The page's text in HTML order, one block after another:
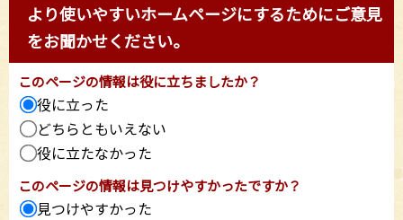
より使いやすいホームページにするためにご意見
をお聞かせください。
このページの情報は役に立ちましたか？
役に立った
どちらともいえない
役に立たなかった
このページの情報は見つけやすかったですか？
見つけやすかった